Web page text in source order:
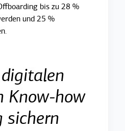
bis zu 28 %
und 25 %
Know-how